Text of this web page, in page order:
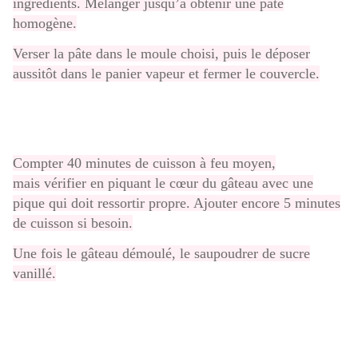
ingrédients. Mélanger jusqu’à obtenir une pâte
homogène.
Verser la pâte dans le moule choisi, puis le déposer
aussitôt dans le panier vapeur et fermer le couvercle.
Compter 40 minutes de cuisson à feu moyen,
mais vérifier en piquant le cœur du gâteau avec une
pique qui doit ressortir propre. Ajouter encore 5 minutes
de cuisson si besoin.
Une fois le gâteau démoulé, le saupoudrer de sucre
vanillé.